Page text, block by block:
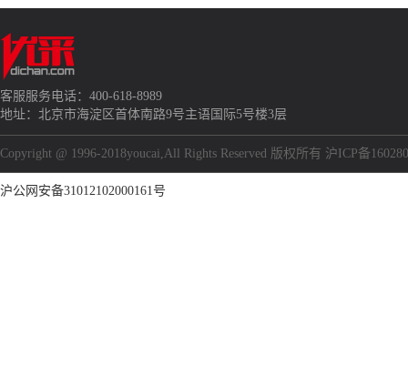
客服服务电话：400-618-8989
地址：北京市海淀区首体南路9号主语国际5号楼3层
Copyright @ 1996-2018youcai,All Rights Reserved 版权所有 沪ICP备
沪公网安备31012102000161号